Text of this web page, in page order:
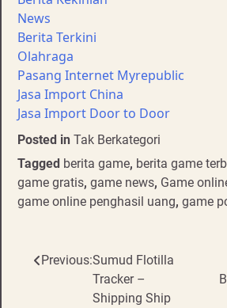
News
Berita Terkini
Olahraga
Pasang Internet Myrepublic
Jasa Import China
Jasa Import Door to Door
Posted in Tak Berkategori
Tagged berita game, berita game
game gratis, game news, Game
game online penghasil uang, game
Post
navigation
Previous:Sumud Flotilla
Tracker –
Shipping Ship